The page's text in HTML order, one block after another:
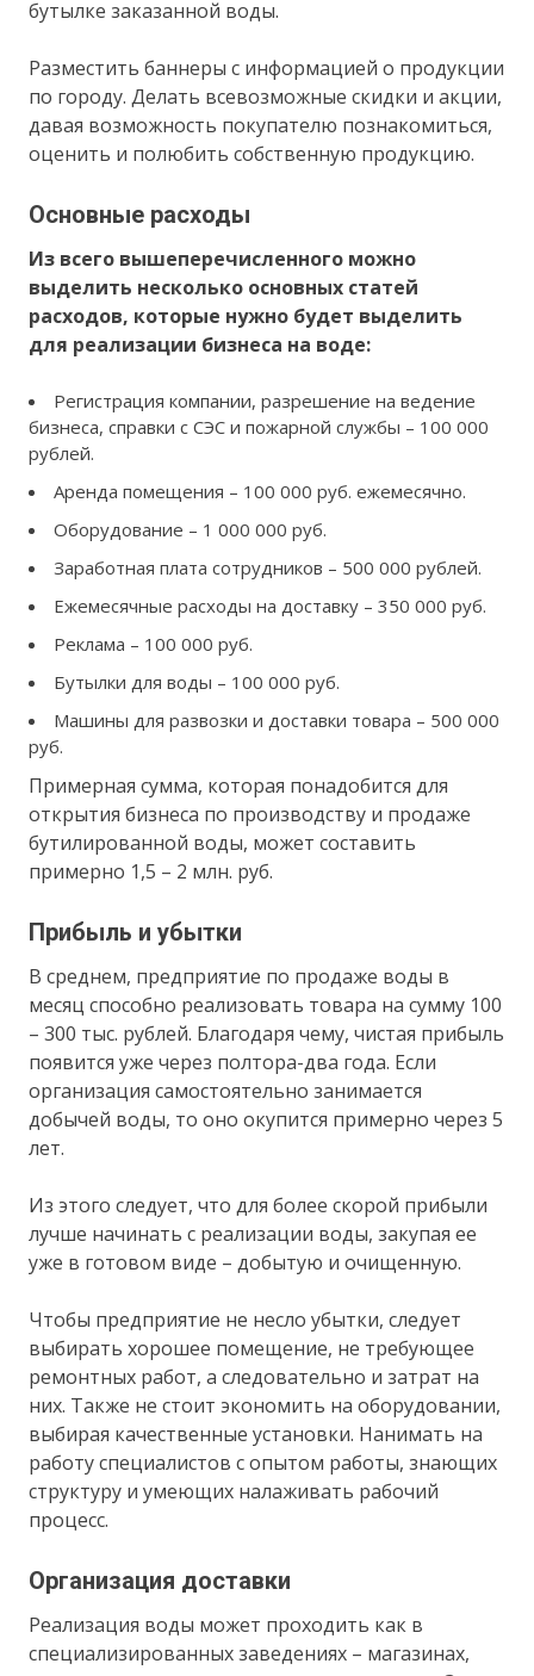
бутылке заказанной воды.
Разместить баннеры с информацией о продукции
по городу. Делать всевозможные скидки и акции,
давая возможность покупателю познакомиться,
оценить и полюбить собственную продукцию.
Основные расходы
Из всего вышеперечисленного можно
выделить несколько основных статей
расходов, которые нужно будет выделить
для реализации бизнеса на воде:
Регистрация компании, разрешение на ведение
бизнеса, справки с СЭС и пожарной службы – 100 000
рублей.
Аренда помещения – 100 000 руб. ежемесячно.
Оборудование – 1 000 000 руб.
Заработная плата сотрудников – 500 000 рублей.
Ежемесячные расходы на доставку – 350 000 руб.
Реклама – 100 000 руб.
Бутылки для воды – 100 000 руб.
Машины для развозки и доставки товара – 500 000
руб.
Примерная сумма, которая понадобится для
открытия бизнеса по производству и продаже
бутилированной воды, может составить
примерно 1,5 – 2 млн. руб.
Прибыль и убытки
В среднем, предприятие по продаже воды в
месяц способно реализовать товара на сумму 100
– 300 тыс. рублей. Благодаря чему, чистая прибыль
появится уже через полтора-два года. Если
организация самостоятельно занимается
добычей воды, то оно окупится примерно через 5
лет.
Из этого следует, что для более скорой прибыли
лучше начинать с реализации воды, закупая ее
уже в готовом виде – добытую и очищенную.
Чтобы предприятие не несло убытки, следует
выбирать хорошее помещение, не требующее
ремонтных работ, а следовательно и затрат на
них. Также не стоит экономить на оборудовании,
выбирая качественные установки. Нанимать на
работу специалистов с опытом работы, знающих
структуру и умеющих налаживать рабочий
процесс.
Организация доставки
Реализация воды может проходить как в
специализированных заведениях – магазинах,